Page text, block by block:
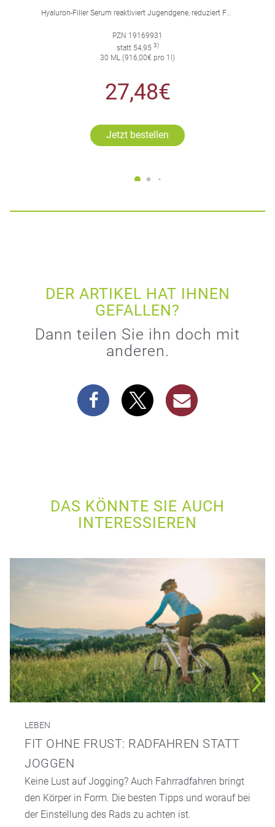
PZN 19169931
statt 54,95 3)
30 ML (916,00€ pro 1l)
27,48€
Jetzt bestellen
DER ARTIKEL HAT IHNEN
GEFALLEN?
Dann teilen Sie ihn doch mit
anderen.
DAS KÖNNTE SIE AUCH
INTERESSIEREN
LEBEN
FIT OHNE FRUST: RADFAHREN STATT
JOGGEN
Keine Lust auf Jogging? Auch Fahrradfahren bringt
den Körper in Form. Die besten Tipps und worauf bei
der Einstellung des Rads zu achten ist.